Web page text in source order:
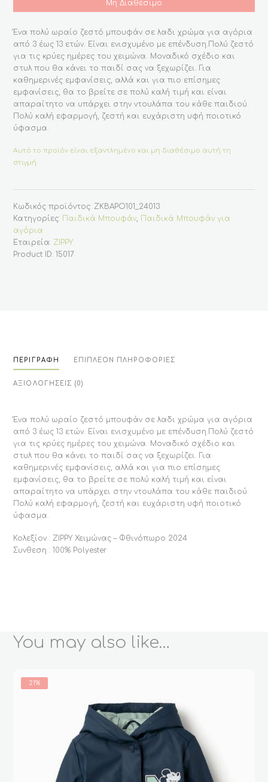
Μη Διαθέσιμο
Ένα πολύ ωραίο ζεστό μπουφάν σε λαδι χρώμα για αγόρια
από 3 έως 13 ετών. Είναι ενισχυμένο με επένδυση.Πολύ ζεστό
για τις κρύες ημέρες του χειμώνα. Μοναδικό σχέδιο και
στυλ που θα κάνει το παιδί σας να ξεχωρίζει. Για
καθημερινές εμφανίσεις, αλλά και για πιο επίσημες
εμφανίσεις, θα το βρείτε σε πολύ καλή τιμή και είναι
απαραίτητο να υπάρχει στην ντουλάπα του κάθε παιδιού.
Πολύ καλή εφαρμογή, ζεστή και ευχάριστη υφή ποιοτικό
ύφασμα.
Αυτό το προϊόν είναι εξαντλημένο και μη διαθέσιμο αυτή τη
στιγμή.
Κωδικός προϊόντος:ZKBAPO101_24013
Κατηγορίες:
Παιδικά Μπουφάν,
Παιδικά Μπουφάν για
αγόρια
Εταιρεία:ZIPPY
Product ID:15017
ΠΕΡΙΓΡΑΦΉ ΕΠΙΠΛΈΟΝ ΠΛΗΡΟΦΟΡΊΕΣ
ΑΞΙΟΛΟΓΉΣΕΙΣ (0)
Ένα πολύ ωραίο ζεστό μπουφάν σε λαδι χρώμα για αγόρια
από 3 έως 13 ετών. Είναι ενισχυμένο με επένδυση.Πολύ ζεστό
για τις κρύες ημέρες του χειμώνα. Μοναδικό σχέδιο και
στυλ που θα κάνει το παιδί σας να ξεχωρίζει. Για
καθημερινές εμφανίσεις, αλλά και για πιο επίσημες
εμφανίσεις, θα το βρείτε σε πολύ καλή τιμή και είναι
απαραίτητο να υπάρχει στην ντουλάπα του κάθε παιδιού.
Πολύ καλή εφαρμογή, ζεστή και ευχάριστη υφή ποιοτικό
ύφασμα.
Κολεξίον : ZIPPY Χειμώνας – Φθινόπωρο 2024
Συνθεση : 100% Polyester
You may also like…
21%